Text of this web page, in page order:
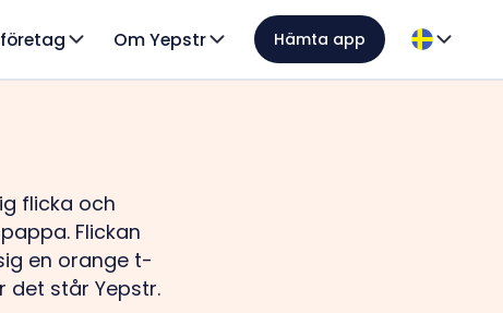
Om Yepstr Hämta app